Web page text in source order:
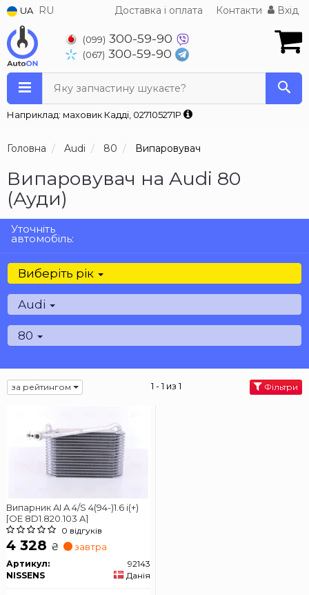
UA RU Доставка і оплата Контакти Вхід
(099) 300-59-90
(067) 300-59-90
Яку запчастину шукаєте?
Наприклад: маховик Кадді, 027105271P
Головна Audi 80 Випаровувач
Випаровувач на Audi 80
(Ауди)
Уточніть
автомобіль:
Виберіть рік
Audi
80
за рейтингом 1 - 1 из 1 Фільтри
Випарник AI A 4/S 4(94-)1.6 i(+)
[OE 8D1.820.103 A]
0 відгуків
4 328 ₴ завтра
Артикул:
92143
NISSENS
Данія